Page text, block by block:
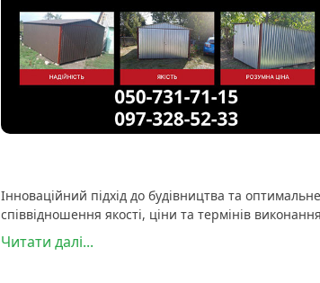
Інноваційний підхід до будівництва та оптимальне
співвідношення якості, ціни та термінів
Читати далі...